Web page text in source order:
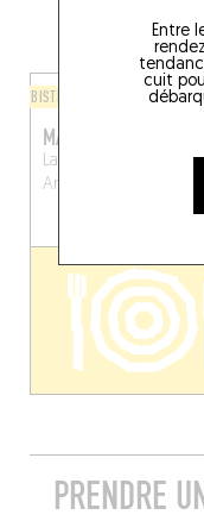
Entre
cuit
BISTROT
MARCHÉ-COUVERTS
Lange Koepoortstraat
Anvers (2000)
PRENDRE